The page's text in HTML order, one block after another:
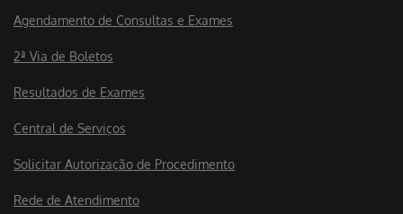
Agendamento de Consultas e Exames
2ª Via de Boletos
Resultados de Exames
Central de Serviços
Solicitar Autorização de Procedimento
Rede de Atendimento